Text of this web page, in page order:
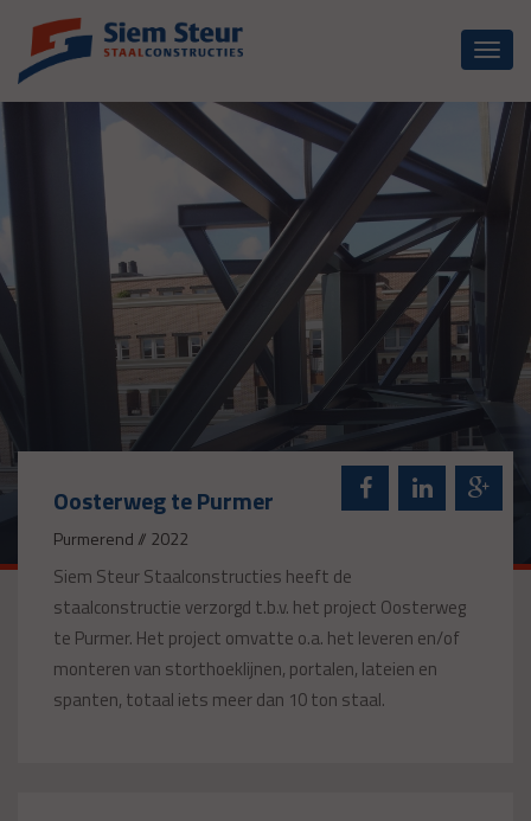
Toggle
Oosterweg te Purmer
Purmerend // 2022
Siem Steur Staalconstructies heeft de
staalconstructie verzorgd t.b.v. het project Oosterweg
te Purmer. Het project omvatte o.a. het leveren en/of
monteren van storthoeklijnen, portalen, lateien en
spanten, totaal iets meer dan 10 ton staal.